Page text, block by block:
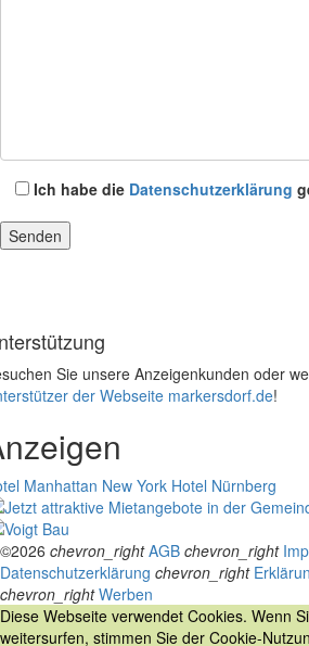
Ich habe die Datenschutzerklärung
Sie unsere Anzeigenkunden oder
der Webseite markersdorf.de!
Manhattan New York Hotel Nürnberg
©2026 chevron_right AGB chevron_right
Datenschutzerklärung chevron_right
chevron_right Werben
Diese Webseite verwendet Cookies. Wenn
weitersurfen, stimmen Sie der Cookie-